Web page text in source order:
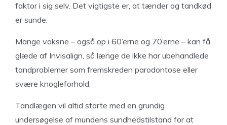
faktor i sig selv. Det vigtigste er, at tænder og tandkød
er sunde.
Mange voksne – også op i 60’erne og 70’erne – kan få
glæde af Invisalign, så længe de ikke har ubehandlede
tandproblemer som fremskreden parodontose eller
svære knogleforhold.
Tandlægen vil altid starte med en grundig
undersøgelse af mundens sundhedstilstand for at